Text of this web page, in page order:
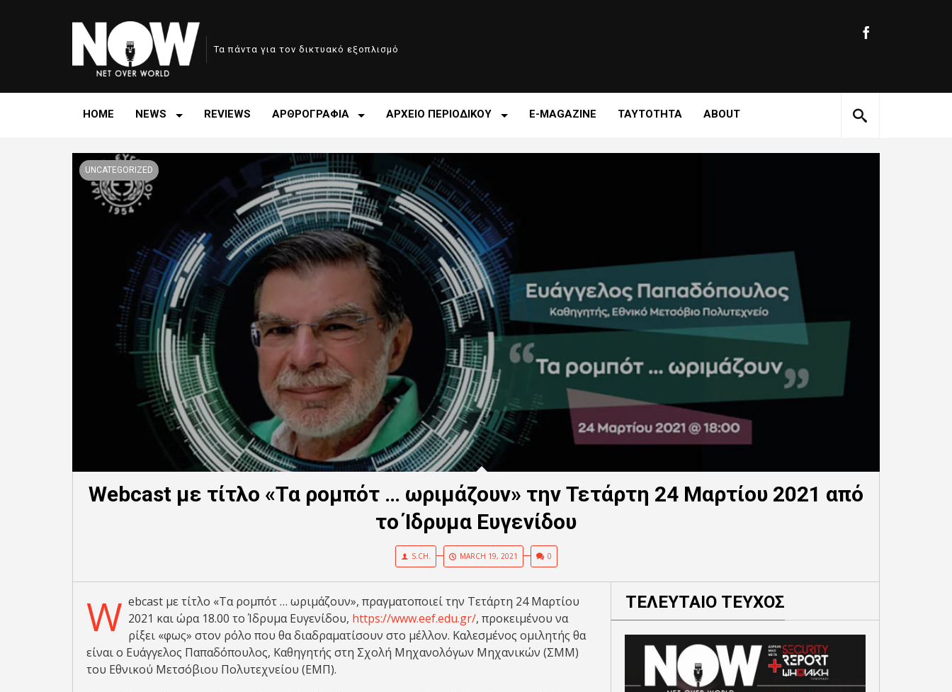
Τα πάντα για τον δικτυακό εξοπλισμό
HOME NEWS REVIEWS ΑΡΘΡΟΓΡΑΦΙΑ ΑΡΧΕΙΟ ΠΕΡΙΟΔΙΚΟΥ E-MAGAZINE ΤΑΥΤΟΤΗΤΑ ABOUT
UNCATEGORIZED
Webcast με τίτλο «Τα ρομπότ … ωριμάζουν» την Τετάρτη 24 Μαρτίου 2021 από
το Ίδρυμα Ευγενίδου
S.CH. MARCH 19, 2021 0
W ebcast με τίτλο «Τα ρομπότ … ωριμάζουν», πραγματοποιεί την Τετάρτη 24 Μαρτίου
2021 και ώρα 18.00 τo Ίδρυμα Ευγενίδου, https://www.eef.edu.gr/, προκειμένου να
ρίξει «φως» στον ρόλο που θα διαδραματίσουν στο μέλλον. Καλεσμένος ομιλητής θα
είναι ο Ευάγγελος Παπαδόπουλος, Καθηγητής στη Σχολή Μηχανολόγων Μηχανικών (ΣΜΜ)
του Εθνικού Μετσόβιου Πολυτεχνείου (ΕΜΠ).
ΤΕΛΕΥΤΑΙΟ ΤΕΥΧΟΣ